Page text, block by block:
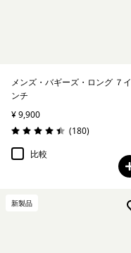
メンズ・バギーズ・ロング ７イ
ンチ
¥ 9,900
評価: 4.4 / 5
(180レビュー
)
比較
新製品